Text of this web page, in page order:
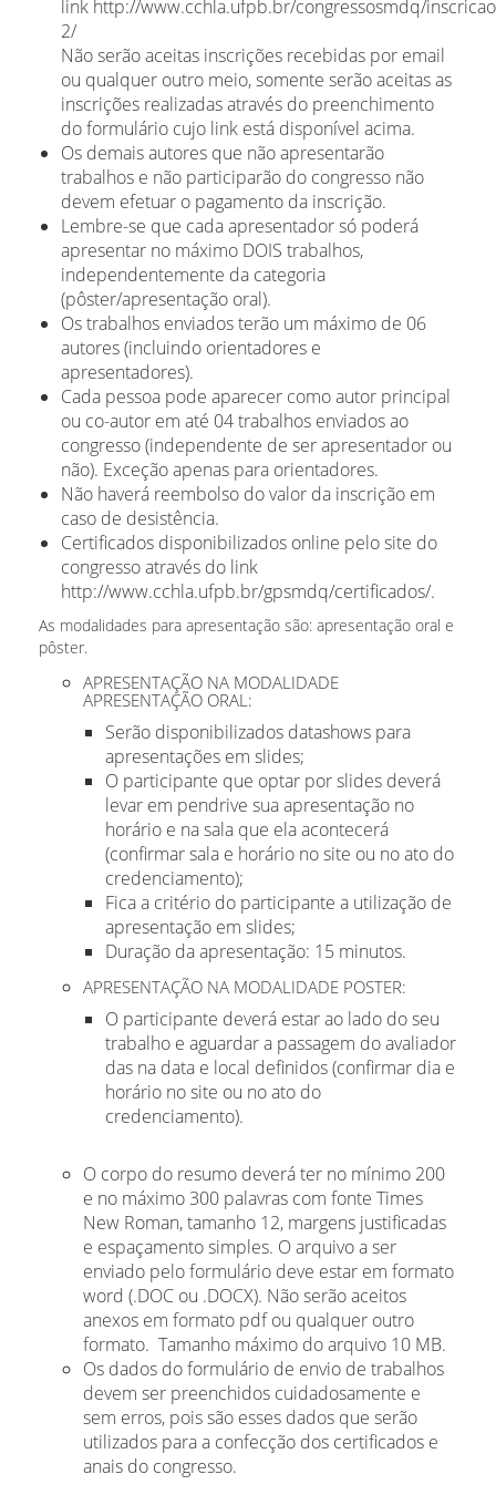
link http://www.cchla.ufpb.br/congressosmdq/
2/
Não serão aceitas inscrições recebidas por email
ou qualquer outro meio, somente serão aceitas as
inscrições realizadas através do preenchimento
do formulário cujo link está disponível acima.
Os demais autores que não apresentarão
trabalhos e não participarão do congresso não
devem efetuar o pagamento da inscrição.
Lembre-se que cada apresentador só poderá
apresentar no máximo DOIS trabalhos,
independentemente da categoria
(pôster/apresentação oral).
Os trabalhos enviados terão um máximo de 06
autores (incluindo orientadores e
apresentadores).
Cada pessoa pode aparecer como autor principal
ou co-autor em até 04 trabalhos enviados ao
congresso (independente de ser apresentador ou
não). Exceção apenas para orientadores.
Não haverá reembolso do valor da inscrição em
caso de desistência.
Certificados disponibilizados online pelo site do
congresso através do link
http://www.cchla.ufpb.br/gpsmdq/certificados/.
As modalidades para apresentação são: apresentação oral e
pôster.
APRESENTAÇÃO NA MODALIDADE
APRESENTAÇÃO ORAL:
Serão disponibilizados datashows para
apresentações em slides;
O participante que optar por slides deverá
levar em pendrive sua apresentação no
horário e na sala que ela acontecerá
(confirmar sala e horário no site ou no ato do
credenciamento);
Fica a critério do participante a utilização de
apresentação em slides;
Duração da apresentação: 15 minutos.
APRESENTAÇÃO NA MODALIDADE POSTER:
O participante deverá estar ao lado do seu
trabalho e aguardar a passagem do avaliador
das na data e local definidos (confirmar dia e
horário no site ou no ato do
credenciamento).
O corpo do resumo deverá ter no mínimo 200
e no máximo 300 palavras com fonte Times
New Roman, tamanho 12, margens justificadas
e espaçamento simples. O arquivo a ser
enviado pelo formulário deve estar em formato
word (.DOC ou .DOCX). Não serão aceitos
anexos em formato pdf ou qualquer outro
formato. Tamanho máximo do arquivo 10 MB.
Os dados do formulário de envio de trabalhos
devem ser preenchidos cuidadosamente e
sem erros, pois são esses dados que serão
utilizados para a confecção dos certificados e
anais do congresso.